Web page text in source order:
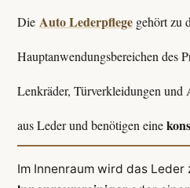
Die Auto Lederpflegegehört zu
Hauptanwendungsbereichen des
Lenkräder, Türverkleidungen und
aus Leder und benötigen eine
Im Innenraum wird das Leder